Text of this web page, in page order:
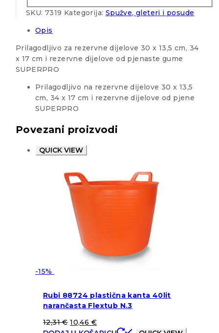
SKU: 7319 Kategorija: Spužve, gleteri i posude
Opis
Prilagodljivo za rezervne dijelove 30 x 13,5 cm, 34
x 17 cm i rezervne dijelove od pjenaste gume
SUPERPRO
Prilagodljivo na rezervne dijelove 30 x 13,5
cm, 34 x 17 cm i rezervne dijelove od pjene
SUPERPRO
Povezani proizvodi
QUICK VIEW
-15%
Rubi 88724 plastična kanta 40lit
narančasta Flextub N.3
12,31€ 10,46 €